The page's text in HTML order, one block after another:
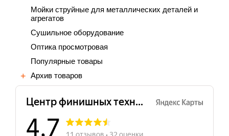
Мойки струйные для металлических деталей и
агрегатов
Сушильное оборудование
Оптика просмотровая
Популярные товары
Архив товаров